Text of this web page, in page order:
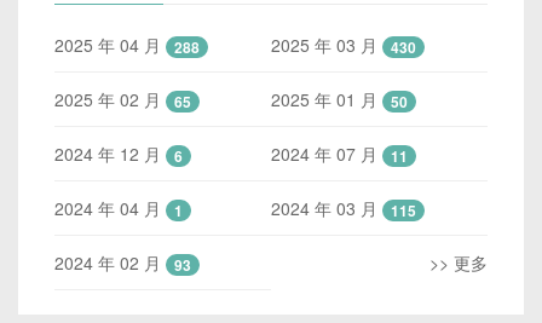
2025 年 04 月 288 2025 年 03 月 430
2025 年 02 月 65 2025 年 01 月 50
2024 年 12 月 6 2024 年 07 月 11
2024 年 04 月 1 2024 年 03 月 115
2024 年 02 月 93 >> 更多